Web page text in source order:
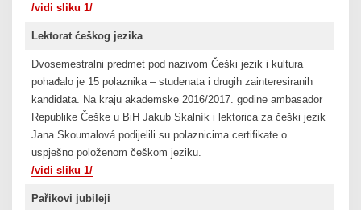
/vidi sliku 1/
Lektorat češkog jezika
Dvosemestralni predmet pod nazivom Češki jezik i kultura
pohađalo je 15 polaznika – studenata i drugih zainteresiranih
kandidata. Na kraju akademske 2016/2017. godine ambasador
Republike Češke u BiH Jakub Skalník i lektorica za češki jezik
Jana Skoumalová podijelili su polaznicima certifikate o
uspješno položenom češkom jeziku.
/vidi sliku 1/
Pařikovi jubileji